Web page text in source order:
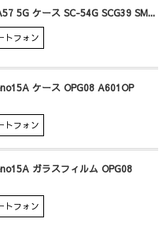
5G ケース SC-54G SCG39 SM...
トフォン
ケース OPG08 A601OP
トフォン
ガラスフィルム OPG08
トフォン